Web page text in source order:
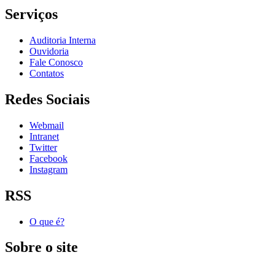
Serviços
Auditoria Interna
Ouvidoria
Fale Conosco
Contatos
Redes Sociais
Webmail
Intranet
Twitter
Facebook
Instagram
RSS
O que é?
Sobre o site